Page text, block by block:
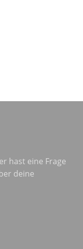
hast eine Frage
deine